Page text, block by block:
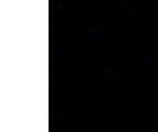
Equipo
> Go to Actividades
Participa